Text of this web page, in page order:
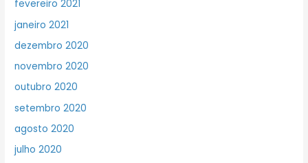
fevereiro 2021
janeiro 2021
dezembro 2020
novembro 2020
outubro 2020
setembro 2020
agosto 2020
julho 2020